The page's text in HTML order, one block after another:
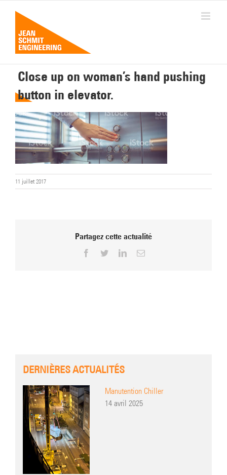
contenu
Close up on woman’s hand pushing
button in elevator.
11 juillet 2017
Partagez cette actualité
Facebook
TwitterLinkedInEmail
DERNIÈRES ACTUALITÉS
Manutention Chiller
14 avril 2025